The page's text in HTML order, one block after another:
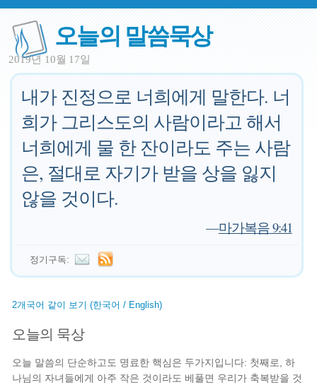
오늘의 말씀묵상
2019년 10월 17일
내가 진정으로 너희에게 말한다. 너
희가 그리스도의 사람이라고 해서
너희에게 물 한 잔이라도 주는 사람
은, 절대로 자기가 받을 상을 잃지
않을 것이다.
—마가복음 9:41
정기구독:
2개국어 같이 보기 (한국어 / English)
오늘의 묵상
오늘 말씀의 단순하고도 명료한 핵심은 두가지입니다: 첫째로, 하
나님의 자녀들에게 아주 작은 것이라도 베풀면 우리가 축복받을 것